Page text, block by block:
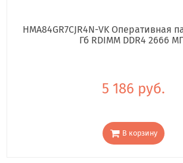
HMA84GR7CJR4N-VK Оперативная
Гб RDIMM DDR4 2666
5 186 руб.
В корзину